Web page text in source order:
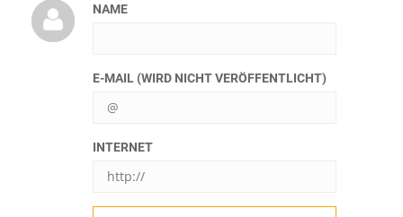
NAME
E-MAIL (WIRD NICHT VERÖFFENTLICHT)
INTERNET